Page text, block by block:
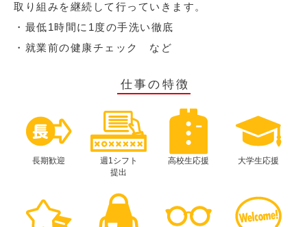
取り組みを継続して行っていきます。
・最低1時間に1度の手洗い徹底
・就業前の健康チェック など
仕事の特徴
長期歓迎
週1シフト
提出
高校生応援 大学生応援